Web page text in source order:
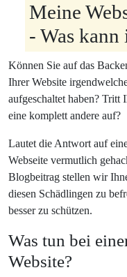
Meine
- Was kann
Können Sie auf das
Ihrer Website
aufgeschaltet haben? Tritt
eine komplett andere auf?
Lautet die Antwort auf
Webseite vermutlich
Blogbeitrag stellen wir
diesen Schädlingen zu
besser zu schützen.
Was tun bei
Website?